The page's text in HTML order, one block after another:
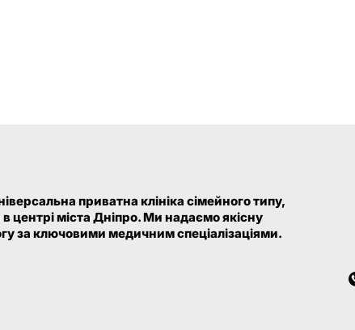
приватна клініка сімейного типу,
центрі міста Дніпро. Ми надаємо якісну
за ключовими медичним спеціалізаціями.